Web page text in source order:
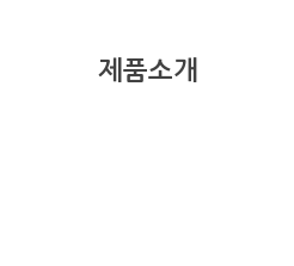
제품소개